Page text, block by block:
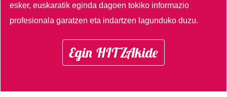
esker, euskaratik eginda dagoen tokiko informazio
profesionala garatzen eta indartzen lagunduko duzu.
Egin HITZAkide